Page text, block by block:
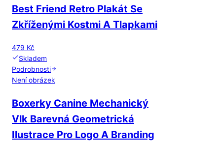
Best Friend Retro Plakát Se
Zkříženými Kostmi A Tlapkami
479 Kč
Skladem
Podrobnosti
Není obrázek
Boxerky Canine Mechanický
Vlk Barevná Geometrická
Ilustrace Pro Logo A Branding